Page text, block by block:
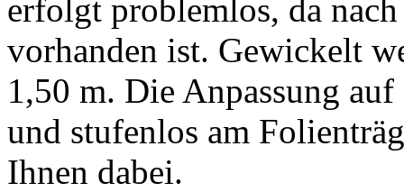
erfolgt problemlos, da
vorhanden ist. Gewickelt
1,50 m. Die Anpassung
und stufenlos am
Ihnen dabei.